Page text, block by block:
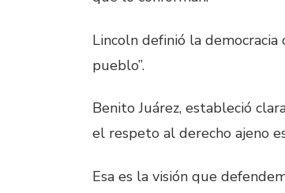
Lincoln definió la
pueblo”.
Benito Juárez, estableció
el respeto al derecho ajeno
Esa es la visión que